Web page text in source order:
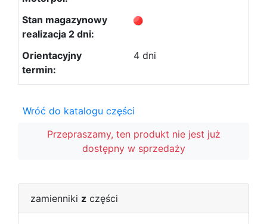
4 dni
Wróć do katalogu części
Przepraszamy, ten produkt nie jest już
dostępny w sprzedaży
zamienniki z części